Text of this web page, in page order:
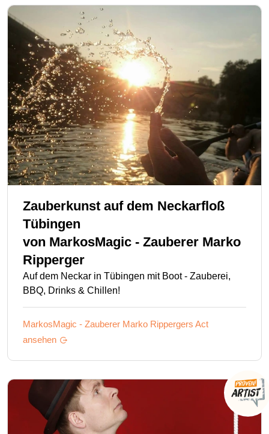
Zauberkunst auf dem Neckarfloß
Tübingen
von MarkosMagic - Zauberer Marko
Ripperger
Auf dem Neckar in Tübingen mit Boot - Zauberei,
BBQ, Drinks & Chillen!
MarkosMagic - Zauberer Marko Rippergers Act
ansehen